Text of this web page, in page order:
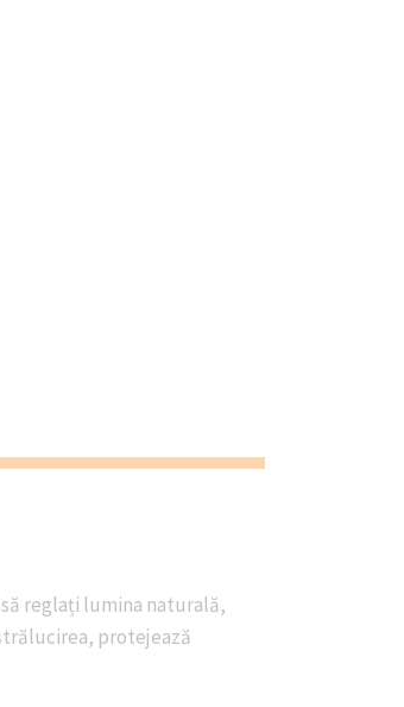
reglați lumina naturală,
protejează